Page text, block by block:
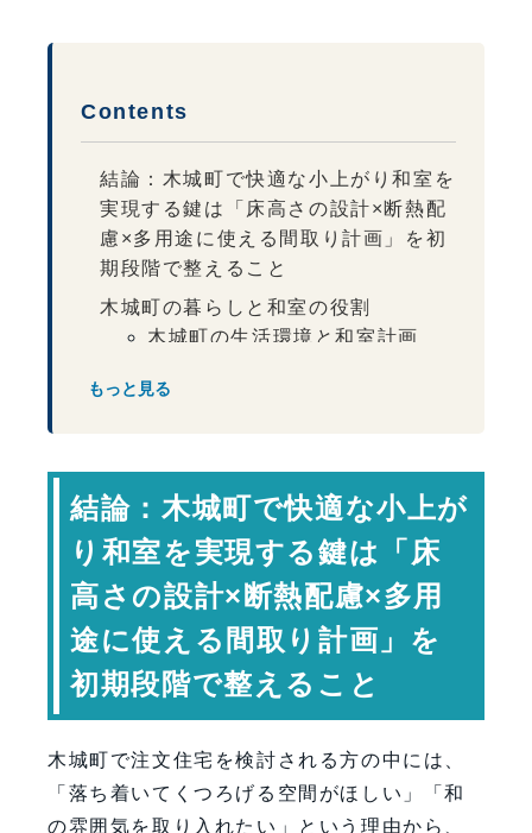
Contents
結論：木城町で快適な小上がり和室を
実現する鍵は「床高さの設計×断熱配
慮×多用途に使える間取り計画」を初
期段階で整えること
木城町の暮らしと和室の役割
木城町の生活環境と和室計画
小上がり和室の高さの考え方
必要な広さの目安
広さの目安
床下収納を活用する工夫
収納計画のポイント
将来の変化にも対応できる設計
専門家コメント
FAQ（よくある質問）
【会社情報・お問い合わせ】
もっと見る
結論：木城町で快適な小上が
り和室を実現する鍵は「床
高さの設計×断熱配慮×多用
途に使える間取り計画」を
初期段階で整えること
木城町で注文住宅を検討される方の中には、
「落ち着いてくつろげる空間がほしい」「和
の雰囲気を取り入れたい」という理由から、